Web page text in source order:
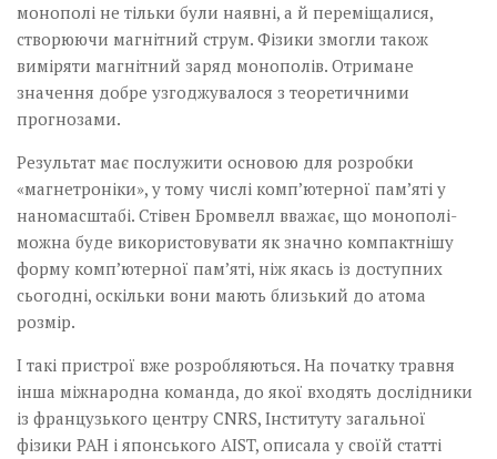
монополі не тільки були наявні, а й переміщалися,
створюючи магнітний струм. Фізики змогли також
виміряти магнітний заряд монополів. Отримане
значення добре узгоджувалося з теоретичними
прогнозами.
Результат має послужити основою для розробки
«магнетроніки», у тому числі комп’ютерної пам’яті у
наномасштабі. Стівен Бромвелл вважає, що монополі­
можна буде використовувати як значно компакт­нішу
форму комп’ютерної пам’яті, ніж якась із доступних
сьогодні, оскільки вони мають близький до атома
розмір.
І такі пристрої вже розроб­ляються. На початку травня
інша міжнародна команда, до якої входять дослідники
із французького центру CNRS, Інституту загальної
фізики РАН і японського AIST, описала у своїй статті